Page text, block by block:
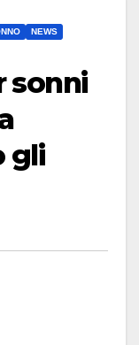
NEWS
sonni
gli